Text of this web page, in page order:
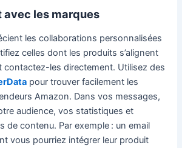
les marques
les collaborations personnalisées
celles dont les produits s’alignent
contactez-les directement. Utilisez des
pour trouver facilement les
Amazon. Dans vos messages,
audience, vos statistiques et
de contenu. Par exemple : un email
vous pourriez intégrer leur produit